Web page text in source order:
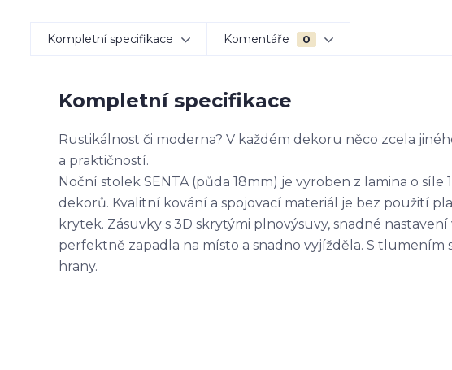
Kompletní specifikace Komentáře 0
Kompletní specifikace
Rustikálnost či moderna? V každém dekoru něco zcela
a praktičností.
Noční stolek SENTA (půda 18mm) je vyroben z lamina o síle
dekorů. Kvalitní kování a spojovací materiál je bez použití
krytek. Zásuvky s 3D skrytými plnovýsuvy, snadné
perfektně zapadla na místo a snadno vyjížděla. S tlumením
hrany.